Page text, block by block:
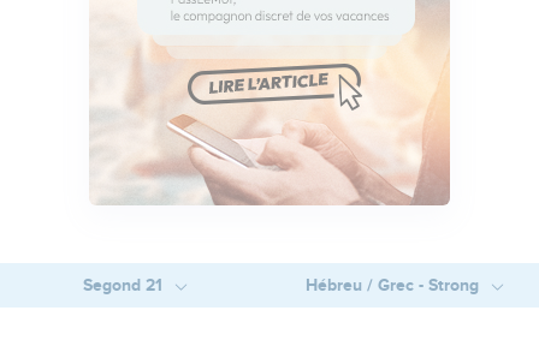
Segond 21 Hébreu / Grec - Strong